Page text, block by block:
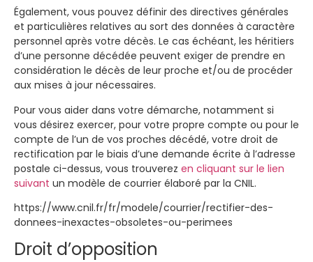
Également, vous pouvez définir des directives générales
et particulières relatives au sort des données à caractère
personnel après votre décès. Le cas échéant, les héritiers
d’une personne décédée peuvent exiger de prendre en
considération le décès de leur proche et/ou de procéder
aux mises à jour nécessaires.
Pour vous aider dans votre démarche, notamment si
vous désirez exercer, pour votre propre compte ou pour le
compte de l’un de vos proches décédé, votre droit de
rectification par le biais d’une demande écrite à l’adresse
postale ci-dessus, vous trouverez en cliquant sur le lien
suivant un modèle de courrier élaboré par la CNIL.
https://www.cnil.fr/fr/modele/courrier/rectifier-des-
donnees-inexactes-obsoletes-ou-perimees
Droit d’opposition